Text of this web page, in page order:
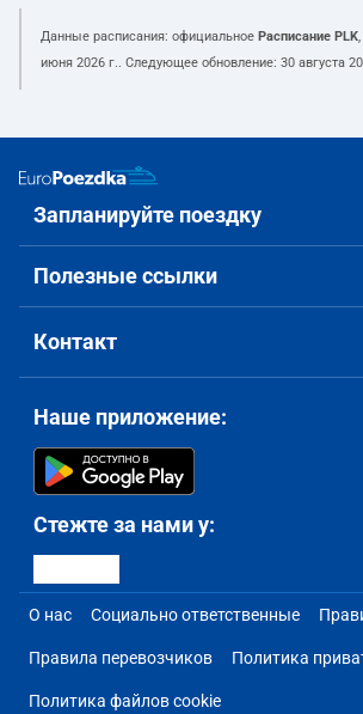
Данные расписания: официальное Расписание PLK
июня 2026 г.. Следующее обновление: 30 августа
Запланируйте поездку
Полезные ссылки
Контакт
Наше приложение:
Стежте за нами у:
О нас Социально ответственные
Правила перевозчиков Политика
Политика файлов cookie